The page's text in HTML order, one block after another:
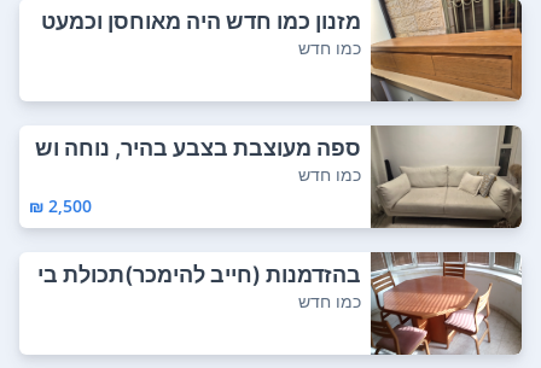
מזנון כמו חדש היה מאוחסן וכמעט
לא היה בש...
כמו חדש
ספה מעוצבת בצבע בהיר, נוחה וש
מורה
כמו חדש
2,500 ₪
בהזדמנות (חייב להימכר)תכולת בי
ת בבאר שבע...
כמו חדש